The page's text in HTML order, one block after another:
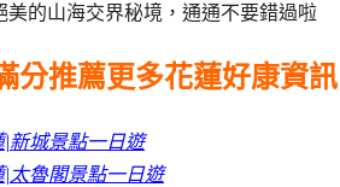
美的山海交界秘境，通通不要錯過啦
分推薦更多花蓮好康資訊
|新城景點一日遊
|太魯閣景點一日遊